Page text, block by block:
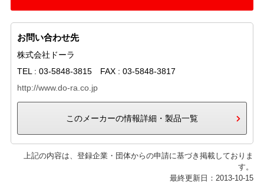
お問い合わせ先
株式会社ドーラ
TEL : 03-5848-3815 FAX : 03-5848-3817
http://www.do-ra.co.jp
このメーカーの情報詳細・製品一覧
上記の内容は、登録企業・団体からの申請に基づき掲載しておりま
す。
最終更新日：2013-10-15